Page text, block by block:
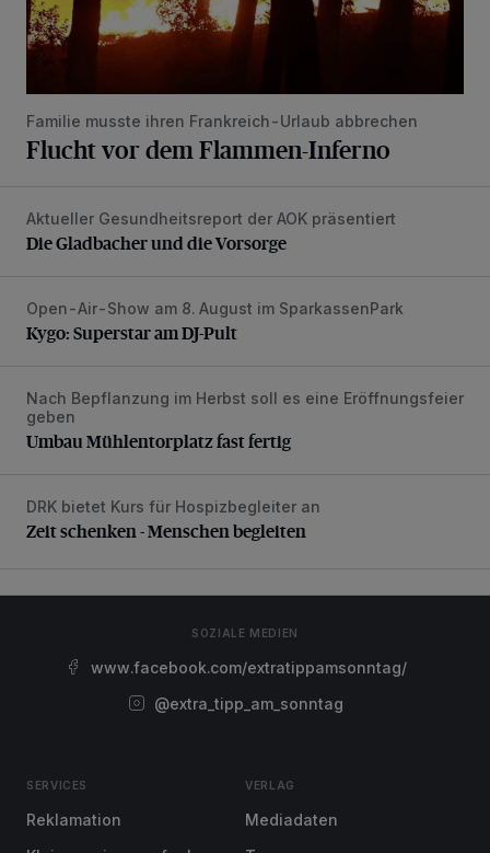
Familie musste ihren Frankreich-Urlaub abbrechen
Flucht vor dem Flammen-Inferno
Die Gladbacher und die Vorsorge
Aktueller Gesundheitsreport der AOK präsentiert
Die Gladbacher und die Vorsorge
Kygo: Superstar am DJ-Pult
Open-Air-Show am 8. August im SparkassenPark
Kygo: Superstar am DJ-Pult
Umbau Mühlentorplatz fast fertig
Nach Bepflanzung im Herbst soll es eine Eröffnungsfeier
geben
Umbau Mühlentorplatz fast fertig
Zeit schenken - Menschen begleiten
DRK bietet Kurs für Hospizbegleiter an
Zeit schenken - Menschen begleiten
SOZIALE MEDIEN
www.facebook.com/extratippamsonntag/
@extra_tipp_am_sonntag
SERVICES
Reklamation
VERLAG
Mediadaten